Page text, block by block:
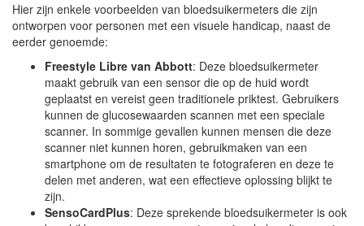
Hier zijn enkele voorbeelden van bloedsuikermeters die zijn
ontworpen voor personen met een visuele handicap, naast de
eerder genoemde:
Freestyle Libre van Abbott: Deze bloedsuikermeter
maakt gebruik van een sensor die op de huid wordt
geplaatst en vereist geen traditionele priktest. Gebruikers
kunnen de glucosewaarden scannen met een speciale
scanner. In sommige gevallen kunnen mensen die deze
scanner niet kunnen horen, gebruikmaken van een
smartphone om de resultaten te fotograferen en deze te
delen met anderen, wat een effectieve oplossing blijkt te
zijn.
SensoCardPlus: Deze sprekende bloedsuikermeter is ook